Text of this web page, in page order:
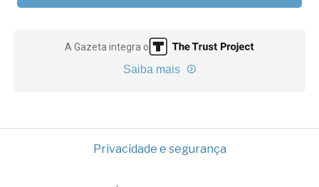
A Gazeta integra o
Saiba mais
Privacidade e segurança